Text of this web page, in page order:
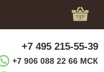
+7 495 215-55-39
+7 906 088 22 66 МСК